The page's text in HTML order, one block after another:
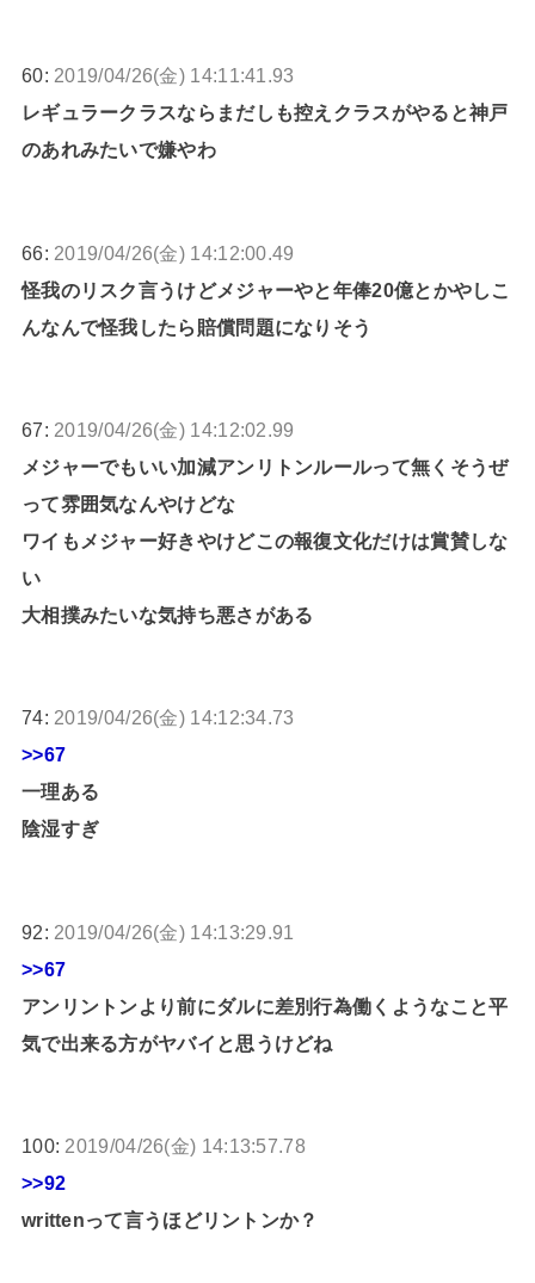
60: 2019/04/26(金) 14:11:41.93
レギュラークラスならまだしも控えクラスがやると神戸
のあれみたいで嫌やわ
66: 2019/04/26(金) 14:12:00.49
怪我のリスク言うけどメジャーやと年俸20億とかやしこ
んなんで怪我したら賠償問題になりそう
67: 2019/04/26(金) 14:12:02.99
メジャーでもいい加減アンリトンルールって無くそうぜ
って雰囲気なんやけどな
ワイもメジャー好きやけどこの報復文化だけは賞賛しな
い
大相撲みたいな気持ち悪さがある
74: 2019/04/26(金) 14:12:34.73
>>67
一理ある
陰湿すぎ
92: 2019/04/26(金) 14:13:29.91
>>67
アンリントンより前にダルに差別行為働くようなこと平
気で出来る方がヤバイと思うけどね
100: 2019/04/26(金) 14:13:57.78
>>92
writtenって言うほどリントンか？